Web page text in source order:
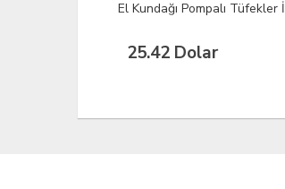
VAV Jeanwest - 01 Kot Yelek
418,80 TL